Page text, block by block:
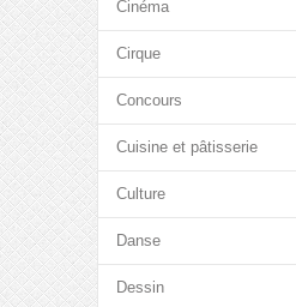
Cinéma
Cirque
Concours
Cuisine et pâtisserie
Culture
Danse
Dessin